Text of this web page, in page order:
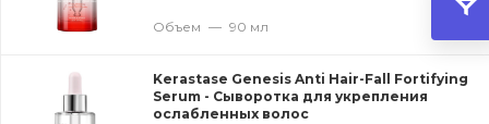
Объем — 90 мл
Kerastase Genesis Anti Hair-Fall Fortifying
Serum - Сыворотка для укрепления
ослабленных волос